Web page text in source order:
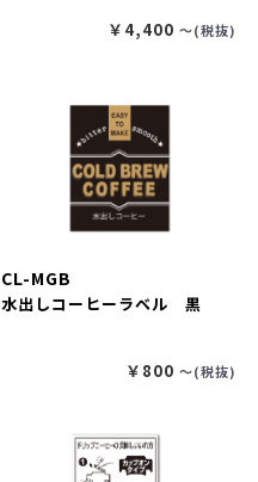
￥4,400 〜(税抜)
CL-MGB
水出しコーヒーラベル 黒
￥800 〜(税抜)